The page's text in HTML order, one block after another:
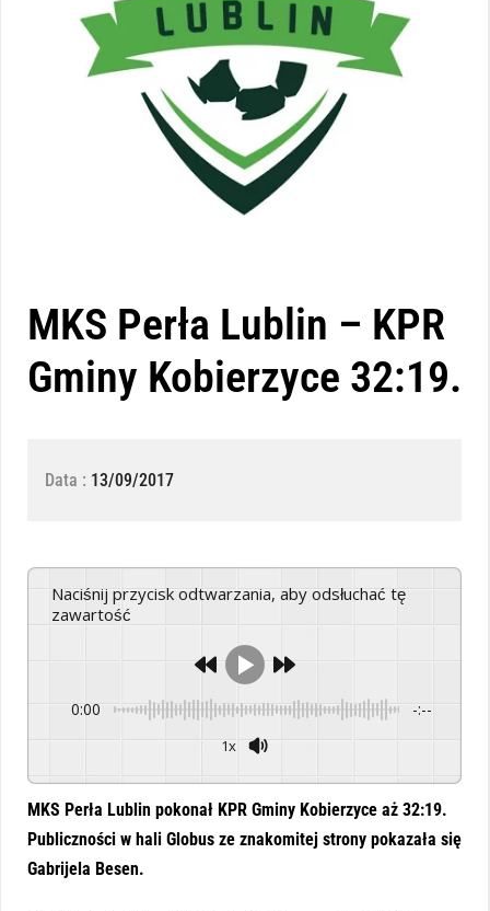
MKS Perła Lublin – KPR
Gminy Kobierzyce 32:19.
Data : 13/09/2017
Naciśnij przycisk odtwarzania, aby odsłuchać tę
zawartość
0:00 -:--
1x
MKS Perła Lublin pokonał KPR Gminy Kobierzyce aż 32:19.
Publiczności w hali Globus ze znakomitej strony pokazała się
Gabrijela Besen.